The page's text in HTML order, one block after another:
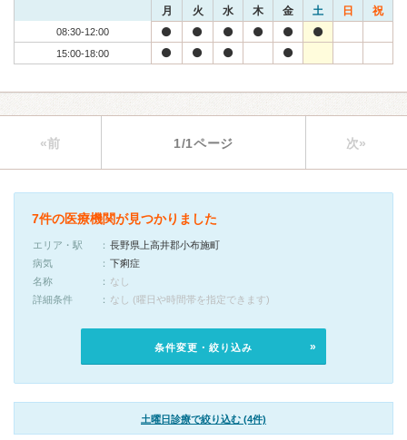
月 火 水 木 金 土 日 祝
08:30-12:00
15:00-18:00
«前 1/1ページ 次»
7件の医療機関が見つかりました
エリア・駅
長野県上高井郡小布施町
病気
下痢症
名称
なし
詳細条件
なし (曜日や時間帯を指定できます)
条件変更・絞り込み
土曜日診療で絞り込む (4件)